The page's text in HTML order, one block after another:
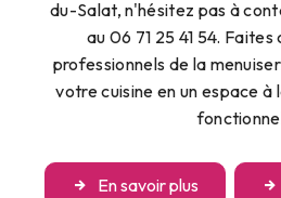
du-Salat, n'hésitez pas à
au 06 71 25 41 54.
professionnels de la
votre cuisine en un espace
En savoir plus